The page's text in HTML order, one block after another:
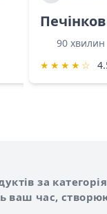
90 хвилин
★ ★ ★ ★ ☆
за
ваш час,